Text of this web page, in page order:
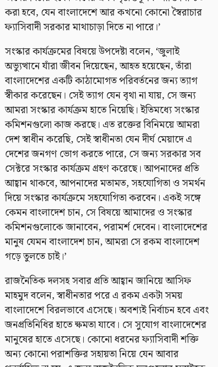
করা হবে, যেন বাংলাদেশে আর কখনো কোনো স্বৈরাচার
ফ্যাসিবাদী সরকার মাথাচাড়া দিতে না পারে।’
সংস্কার কার্যক্রমের বিষয়ে উপদেষ্টা বলেন, ‘জুলাই
অভ্যুত্থানে যাঁরা জীবন দিয়েছেন, আহত হয়েছেন, তাঁরা
বাংলাদেশের একটি কাঠামোগত পরিবর্তনের জন্য ত্যাগ
স্বীকার করেছেন। সেই ত্যাগ যেন বৃথা না যায়, সে জন্য
আমরা সংস্কার কার্যক্রম হাতে নিয়েছি। ইতিমধ্যে সংস্কার
কমিশনগুলো কাজ করছে। এত রক্তের বিনিময়ে আমরা
দেশ স্বাধীন করেছি, সেই স্বাধীনতা যেন দীর্ঘ মেয়াদে এ
দেশের জনগণ ভোগ করতে পারে, সে জন্য সরকার সব
সেক্টরে সংস্কার কার্যক্রম গ্রহণ করেছে। আপনাদের প্রতি
আহ্বান থাকবে, আপনাদের মতামত, সহযোগিতা ও সমর্থন
দিয়ে সংস্কার কার্যক্রমে সহযোগিতা করবেন। একই সঙ্গে
কেমন বাংলাদেশ চান, সে বিষয়ে আমাদের ও সংস্কার
কমিশনগুলোকে জানাবেন, পরামর্শ দেবেন। বাংলাদেশের
মানুষ যেমন বাংলাদেশ চান, আমরা সে রকম বাংলাদেশ
গড়ে তুলতে চাই।’
রাজনৈতিক দলসহ সবার প্রতি আহ্বান জানিয়ে আসিফ
মাহমুদ বলেন, স্বাধীনতার পরে এ রকম একটা সময়
বাংলাদেশে বিরলভাবে এসেছে। অবশ্যই নির্বাচন হবে এবং
জনপ্রতিনিধির হাতে ক্ষমতা যাবে। সে সুযোগ বাংলাদেশের
মানুষের হাতে এসেছে। কোনো ধরনের ফ্যাসিবাদী শক্তি
অন্য কোনো পরাশক্তির সহায়তা নিয়ে যেন আবার